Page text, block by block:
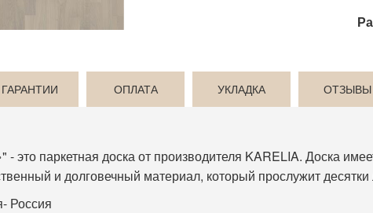
ГАРАНТИИ ОПЛАТА УКЛАДКА ОТЗЫВЫ
- это паркетная доска от производителя KARELIA. Доска
и долговечный материал, который прослужит десятки
Россия